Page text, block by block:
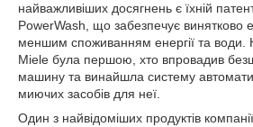
найважливіших досягнень є їхній
PowerWash, що забезпечує винятково
меншим споживанням енергії та води.
Miele була першою, хто впровадив
машину та винайшла систему
миючих засобів для неї.
Один з найвідоміших продуктів